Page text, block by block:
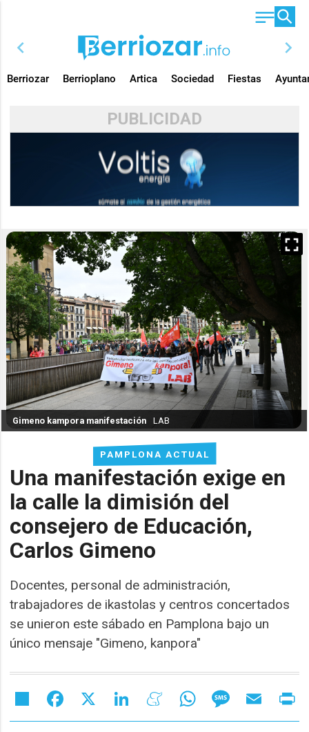
chevron_left chevron_right
Berriozar Berrioplano Artica Sociedad Fiestas
PUBLICIDAD
PAMPLONA ACTUAL
Una manifestación exige en
la calle la dimisión del
consejero de Educación,
Carlos Gimeno
Docentes, personal de administración,
trabajadores de ikastolas y centros concertados
se unieron este sábado en Pamplona bajo un
único mensaje "Gimeno, kanpora"
Gimeno kampora manifestación LAB
Share Facebook LinkedIn MeneameWhatsAppMessageEmail